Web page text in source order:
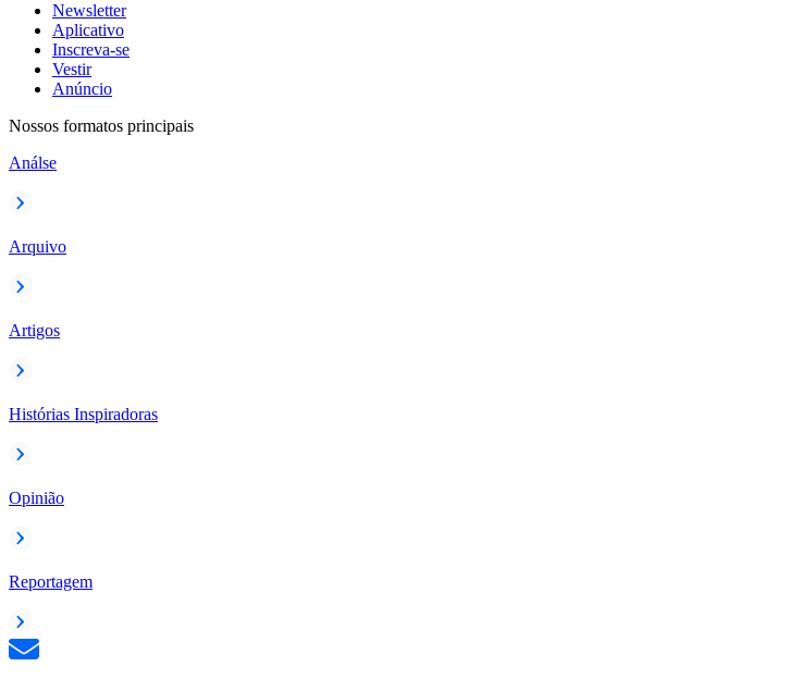
Newsletter
Aplicativo
Inscreva-se
Vestir
Anúncio
Nossos formatos principais
Análse
Arquivo
Artigos
Histórias Inspiradoras
Opinião
Reportagem